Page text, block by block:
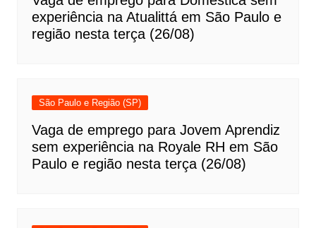
experiência na Atualittá em São Paulo e
região nesta terça (26/08)
São Paulo e Região (SP)
Vaga de emprego para Jovem Aprendiz
sem experiência na Royale RH em São
Paulo e região nesta terça (26/08)